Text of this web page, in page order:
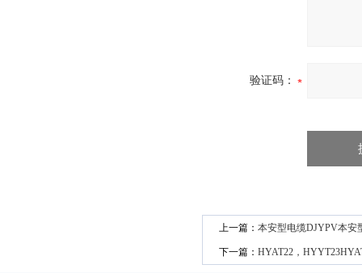
验证码：
上一篇： 本安型电缆DJYPV本安
下一篇： HYAT22，